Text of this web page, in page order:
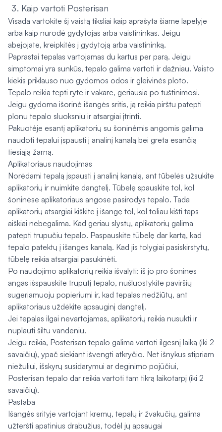
Kaip vartoti Posterisan
Visada vartokite šį vaistą tiksliai kaip aprašyta šiame lapelyje
arba kaip nurodė gydytojas arba vaistininkas. Jeigu
abejojate, kreipkitės į gydytoją arba vaistininką.
Paprastai tepalas vartojamas du kartus per parą. Jeigu
simptomai yra sunkūs, tepalo galima vartoti ir dažniau. Vaisto
kiekis priklauso nuo gydomos odos ir gleivinės ploto.
Tepalo reikia tepti ryte ir vakare, geriausia po tuštinimosi.
Jeigu gydoma išorinė išangės sritis, ją reikia pirštu patepti
plonu tepalo sluoksniu ir atsargiai įtrinti.
Pakuotėje esantį aplikatorių su šoninėmis angomis galima
naudoti tepalui įspausti į analinį kanalą bei greta esančią
tiesiąją žarną.
Aplikatoriaus naudojimas
Norėdami tepalą įspausti į analinį kanalą, ant tūbelės užsukite
aplikatorių ir nuimkite dangtelį. Tūbelę spauskite tol, kol
šoninėse aplikatoriaus angose pasirodys tepalo. Tada
aplikatorių atsargiai kiškite į išangę tol, kol toliau kišti taps
aiškiai nebegalima. Kad geriau slystų, aplikatorių galima
patepti trupučiu tepalo. Paspauskite tūbelę dar kartą, kad
tepalo patektų į išangės kanalą. Kad jis tolygiai pasiskirstytų,
tūbelę reikia atsargiai pasukinėti.
Po naudojimo aplikatorių reikia išvalyti: iš jo pro šonines
angas išspauskite truputį tepalo, nušluostykite paviršių
sugeriamuoju popieriumi ir, kad tepalas nedžiūtų, ant
aplikatoriaus uždėkite apsauginį dangtelį.
Jei tepalas ilgai nevartojamas, aplikatorių reikia nusukti ir
nuplauti šiltu vandeniu.
Jeigu reikia, Posterisan tepalo galima vartoti ilgesnį laiką (iki 2
savaičių), ypač siekiant išvengti atkryčio. Net išnykus stipriam
niežuliui, išskyrų susidarymui ar deginimo pojūčiui,
Posterisan tepalo dar reikia vartoti tam tikrą laikotarpį (iki 2
savaičių).
Pastaba
Išangės srityje vartojant kremų, tepalų ir žvakučių, galima
užteršti apatinius drabužius, todėl jų apsaugai